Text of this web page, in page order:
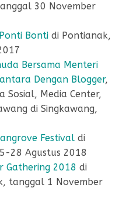
30 November
Bonti di Pontianak,
Bersama Menteri
Dengan Blogger,
Sosial, Media Center,
di Singkawang,
Festival di
28 Agustus 2018
Gathering 2018 di
tanggal 1 November